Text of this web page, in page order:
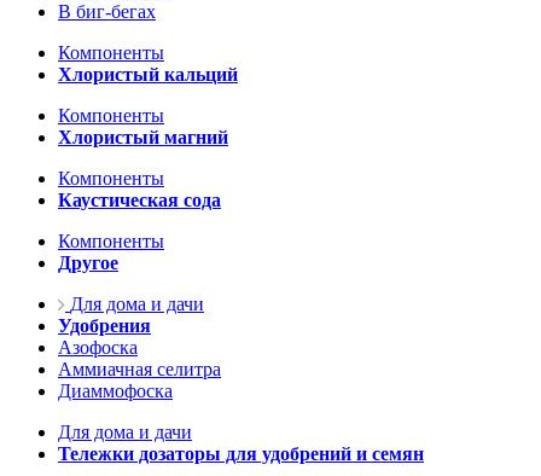
В биг-бегах
Компоненты
Хлористый кальций
Компоненты
Хлористый магний
Компоненты
Каустическая сода
Компоненты
Другое
Для дома и дачи
Удобрения
Азофоска
Аммиачная селитра
Диаммофоска
Для дома и дачи
Тележки дозаторы для удобрений и семян